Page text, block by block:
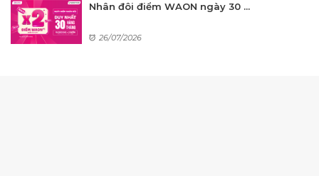
Nhân đôi điểm WAON ngày 30 ...
26/07/2026